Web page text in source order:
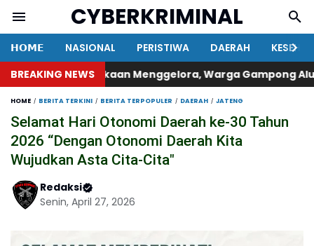
CYBERKRIMINAL
𝗛𝗢𝗠𝗘 NASIONAL PERISTIWA DAERAH
BREAKING NEWS
Kemerdekaan Menggelora, Warga Gampong Alue
HOME BERITA TERKINI BERITA TERPOPULER DAERAH JATENG
Selamat Hari Otonomi Daerah ke-30 Tahun
2026 “Dengan Otonomi Daerah Kita
Wujudkan Asta Cita-Cita"
Redaksi
Senin, April 27, 2026